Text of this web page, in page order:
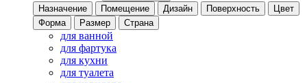
Назначение
Помещение Дизайн Поверхность
Цвет
Форма
Размер Страна
для ванной
для фартука
для кухни
для туалета